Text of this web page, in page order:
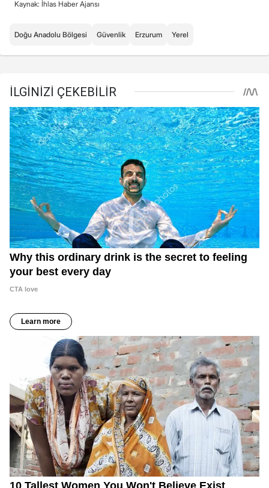
Kaynak: İhlas Haber Ajansı
Doğu Anadolu Bölgesi Güvenlik Erzurum Yerel